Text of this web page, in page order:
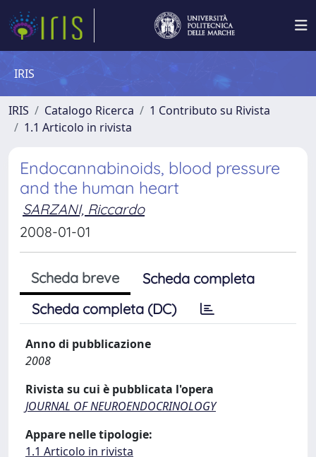
IRIS
IRIS Catalogo Ricerca
1 Contributo su Rivista
1.1 Articolo in rivista
Endocannabinoids, blood pressure
and the human heart
SARZANI, Riccardo
2008-01-01
Scheda breve
Scheda completa
Scheda completa (DC)
Anno di pubblicazione
2008
Rivista su cui è pubblicata l'opera
JOURNAL OF NEUROENDOCRINOLOGY
Appare nelle tipologie:
1.1 Articolo in rivista